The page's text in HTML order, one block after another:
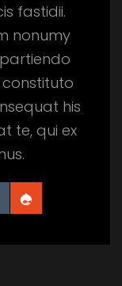
fastidii.
nonumy
his
te, qui ex